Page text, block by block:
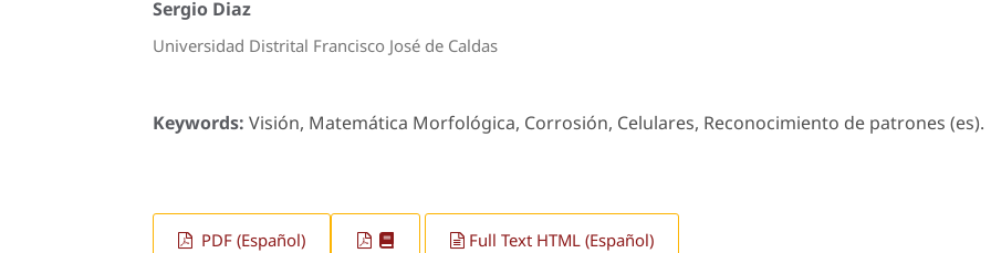
Sergio Diaz
Universidad Distrital Francisco José de Caldas
Keywords: Visión, Matemática Morfológica, Corrosión, Celulares, Reconocimiento de patrones (es).
PDF (Español) Full Text HTML (Español)